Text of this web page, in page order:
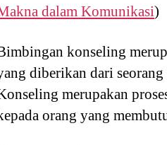
dalam Komunikasi)
konseling
diberikan dari
merupakan
orang yang